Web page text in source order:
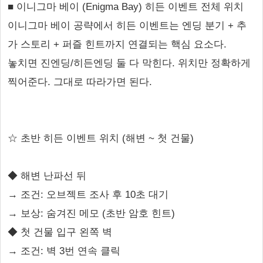
■ 이니그마 베이 (Enigma Bay) 히든 이벤트 전체 위치
이니그마 베이 공략에서 히든 이벤트는 엔딩 분기 + 추
가 스토리 + 퍼즐 힌트까지 연결되는 핵심 요소다.
놓치면 진엔딩/히든엔딩 둘 다 막힌다. 위치만 정확하게
찍어준다. 그대로 따라가면 된다.
☆ 초반 히든 이벤트 위치 (해변 ~ 첫 건물)
◆ 해변 난파선 뒤
→ 조건: 오브젝트 조사 후 10초 대기
→ 보상: 숨겨진 메모 (초반 암호 힌트)
◆ 첫 건물 입구 왼쪽 벽
→ 조건: 벽 3번 연속 클릭